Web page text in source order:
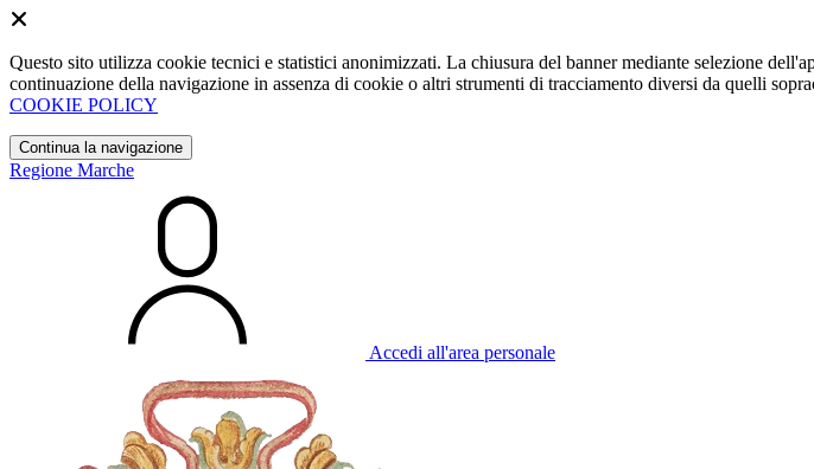
Questo sito utilizza cookie tecnici e statistici anonimizzati. La chiusura del banner mediante selezione
continuazione della navigazione in assenza di cookie o altri strumenti di tracciamento diversi da quelli
COOKIE POLICY
Continua la navigazione
Regione Marche
Accedi all'area personale